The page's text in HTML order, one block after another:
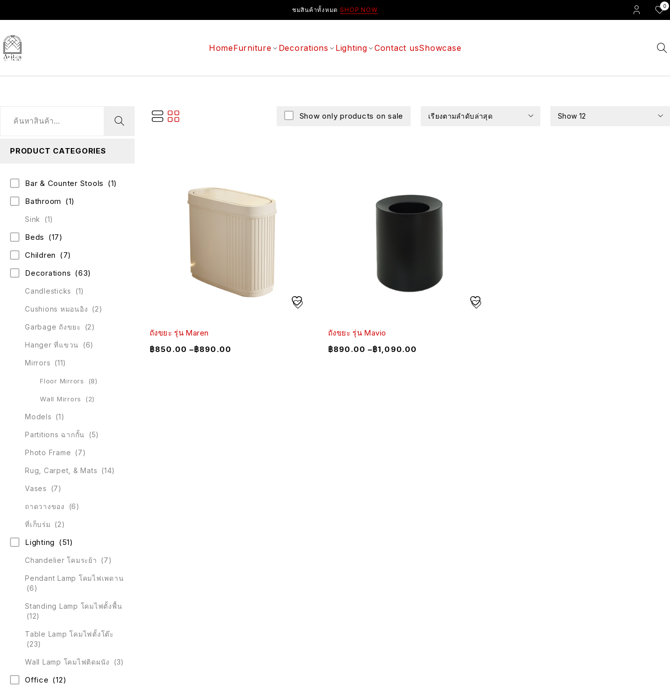
ชมสินค้าทั้งหมด SHOP NOW 0
HomeFurniture Decorations Lighting Contact usShowcase
PRODUCT CATEGORIES
Bar & Counter Stools (1)
Bathroom (1)
Sink (1)
Beds (17)
Children (7)
Decorations (63)
Candlesticks (1)
Cushions หมอนอิง (2)
Garbage ถังขยะ (2)
Hanger ที่แขวน (6)
Mirrors (11)
Floor Mirrors (8)
Wall Mirrors (2)
Models (1)
Partitions ฉากกั้น (5)
Photo Frame (7)
Rug, Carpet, & Mats (14)
Vases (7)
ถาดวางของ (6)
ที่เก็บร่ม (2)
Lighting (51)
Chandelier โคมระย้า (7)
Pendant Lamp โคมไฟเพดาน
(6)
Standing Lamp โคมไฟตั้งพื้น
(12)
Table Lamp โคมไฟตั้งโต๊ะ
(23)
Wall Lamp โคมไฟติดผนัง (3)
Office (12)
Show only products on sale เรียงตามลำดับล่าสุด Show 12
ถังขยะ รุ่น Maren
฿850.00 –฿890.00
ถังขยะ รุ่น Mavio
฿890.00 –฿1,090.00